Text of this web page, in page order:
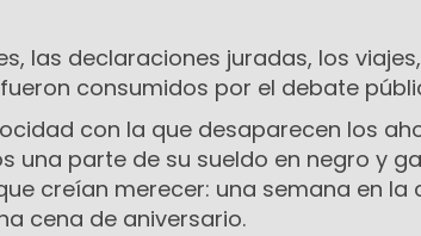
las declaraciones juradas, los
consumidos por el debate
con la que desaparecen los
una parte de su sueldo en negro y
creían merecer: una semana en la
cena de aniversario.